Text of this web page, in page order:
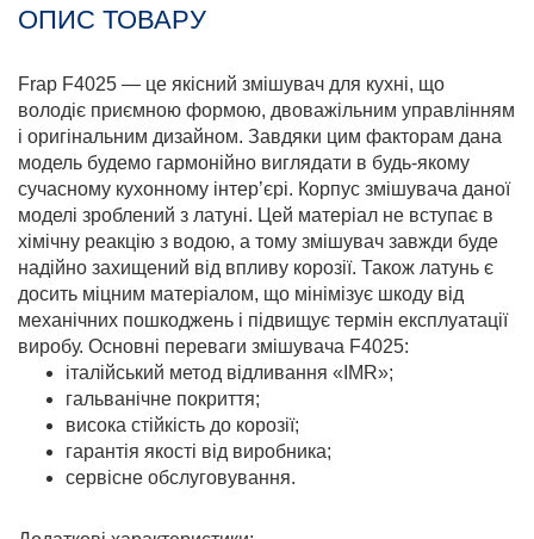
ОПИС ТОВАРУ
Frap F4025 — це якісний змішувач для кухні, що
володіє приємною формою, двоважільним управлінням
і оригінальним дизайном. Завдяки цим факторам дана
модель будемо гармонійно виглядати в будь-якому
сучасному кухонному інтер’єрі. Корпус змішувача даної
моделі зроблений з латуні. Цей матеріал не вступає в
хімічну реакцію з водою, а тому змішувач завжди буде
надійно захищений від впливу корозії. Також латунь є
досить міцним матеріалом, що мінімізує шкоду від
механічних пошкоджень і підвищує термін експлуатації
виробу. Основні переваги змішувача F4025:
італійський метод відливання «IMR»;
гальванічне покриття;
висока стійкість до корозії;
гарантія якості від виробника;
сервісне обслуговування.